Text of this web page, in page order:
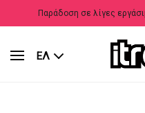
Παράδοση σε λίγες
ΕΛ